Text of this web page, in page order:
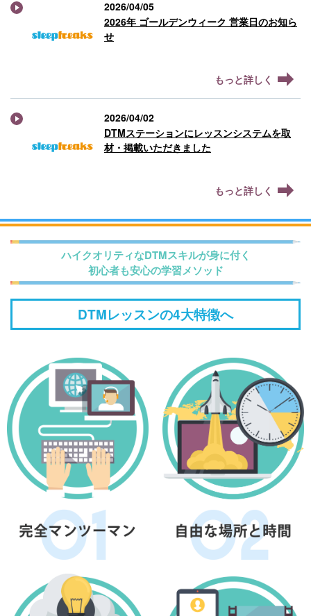
2026/04/05
2026年 ゴールデンウィーク 営業日のお知ら
せ
もっと詳しく
2026/04/02
DTMステーションにレッスンシステムを取
材・掲載いただきました
もっと詳しく
ハイクオリティなDTMスキルが身に付く
初心者も安心の学習メソッド
DTMレッスンの4大特徴へ